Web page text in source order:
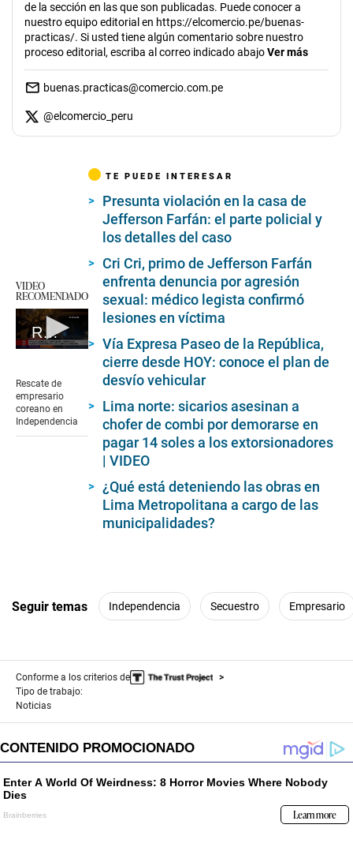
de la sección en las que son publicadas. Puede conocer a
nuestro equipo editorial en https://elcomercio.pe/buenas-
practicas/. Si usted tiene algún comentario sobre nuestro
proceso editorial, escriba al correo indicado abajoVer más
buenas.practicas@comercio.com.pe
@elcomercio_peru
VIDEO
RECOMENDADO
Rescate de empresario coreano en Independencia
of
4
minutes,
0
Rescate de
empresario
coreano en
Independencia
TE PUEDE INTERESAR
Presunta violación en la casa de
Jefferson Farfán: el parte policial y
los detalles del caso
Cri Cri, primo de Jefferson Farfán
enfrenta denuncia por agresión
sexual: médico legista confirmó
lesiones en víctima
Vía Expresa Paseo de la República,
cierre desde HOY: conoce el plan de
desvío vehicular
Lima norte: sicarios asesinan a
chofer de combi por demorarse en
pagar 14 soles a los extorsionadores
| VIDEO
¿Qué está deteniendo las obras en
Lima Metropolitana a cargo de las
municipalidades?
Seguir temas Independencia Secuestro Empresario
Conforme a los criterios de
Tipo de trabajo:
Noticias